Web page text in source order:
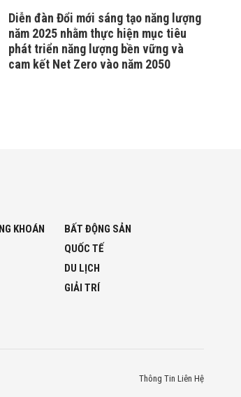
Diễn đàn Đổi mới sáng tạo năng lượng
năm 2025 nhằm thực hiện mục tiêu
phát triển năng lượng bền vững và
cam kết Net Zero vào năm 2050
KHOÁN
BẤT ĐỘNG SẢN
QUỐC TẾ
DU LỊCH
GIẢI TRÍ
Thông Tin Liên Hệ